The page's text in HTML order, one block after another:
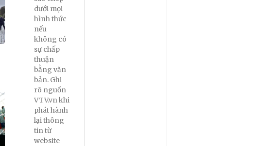
dưới mọi
hình thức
nếu
không có
sự chấp
thuận
bằng văn
bản. Ghi
rõ nguồn
VTV.vn khi
phát hành
lại thông
tin từ
website